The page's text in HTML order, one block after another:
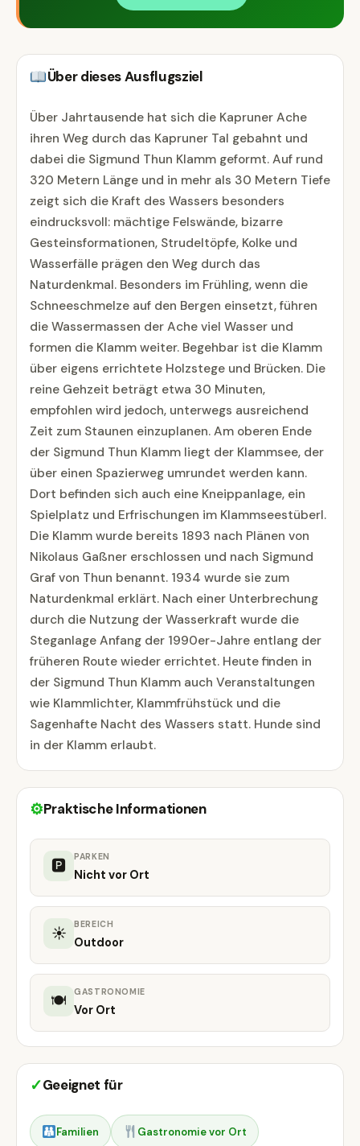
Über dieses Ausflugsziel
Über Jahrtausende hat sich die Kapruner Ache
ihren Weg durch das Kapruner Tal gebahnt und
dabei die Sigmund Thun Klamm geformt. Auf rund
320 Metern Länge und in mehr als 30 Metern Tiefe
zeigt sich die Kraft des Wassers besonders
eindrucksvoll: mächtige Felswände, bizarre
Gesteinsformationen, Strudeltöpfe, Kolke und
Wasserfälle prägen den Weg durch das
Naturdenkmal. Besonders im Frühling, wenn die
Schneeschmelze auf den Bergen einsetzt, führen
die Wassermassen der Ache viel Wasser und
formen die Klamm weiter. Begehbar ist die Klamm
über eigens errichtete Holzstege und Brücken. Die
reine Gehzeit beträgt etwa 30 Minuten,
empfohlen wird jedoch, unterwegs ausreichend
Zeit zum Staunen einzuplanen. Am oberen Ende
der Sigmund Thun Klamm liegt der Klammsee, der
über einen Spazierweg umrundet werden kann.
Dort befinden sich auch eine Kneippanlage, ein
Spielplatz und Erfrischungen im Klammseestüberl.
Die Klamm wurde bereits 1893 nach Plänen von
Nikolaus Gaßner erschlossen und nach Sigmund
Graf von Thun benannt. 1934 wurde sie zum
Naturdenkmal erklärt. Nach einer Unterbrechung
durch die Nutzung der Wasserkraft wurde die
Steganlage Anfang der 1990er-Jahre entlang der
früheren Route wieder errichtet. Heute finden in
der Sigmund Thun Klamm auch Veranstaltungen
wie Klammlichter, Klammfrühstück und die
Sagenhafte Nacht des Wassers statt. Hunde sind
in der Klamm erlaubt.
⚙Praktische Informationen
🅿 PARKEN
Nicht vor Ort
☀ BEREICH
Outdoor
🍽 GASTRONOMIE
Vor Ort
✓Geeignet für
Familien Gastronomie vor Ort